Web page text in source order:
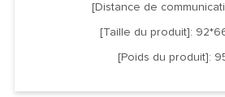
[Distance de
[Taille du produit]:
[Poids du produit]: